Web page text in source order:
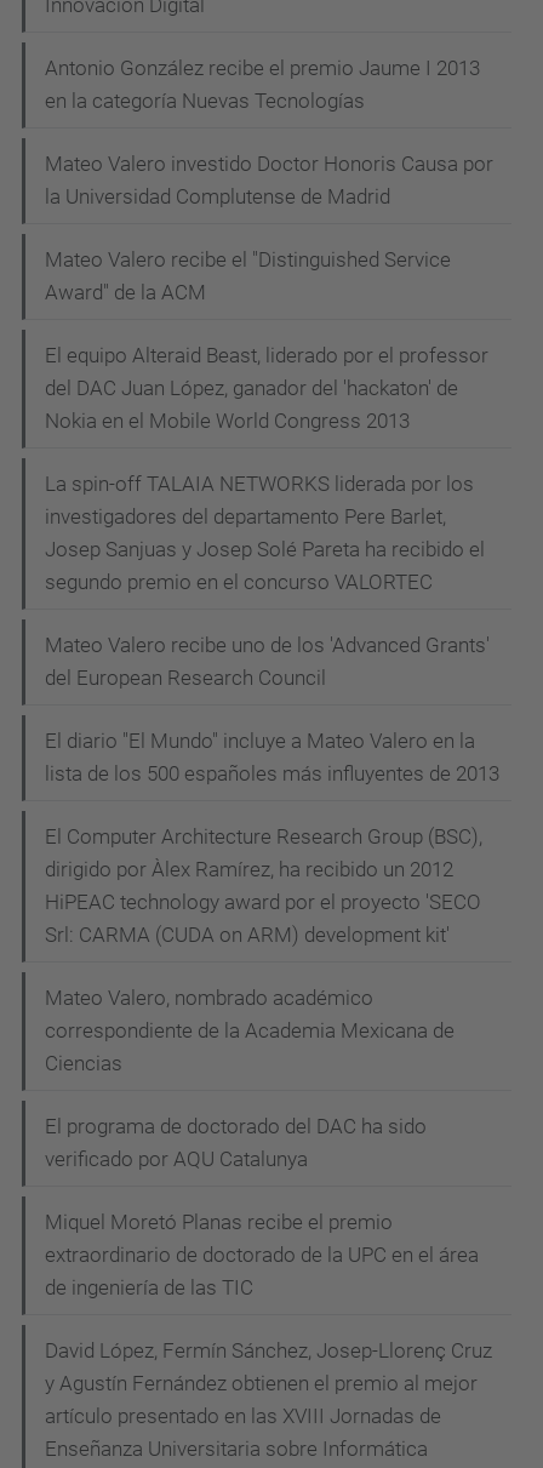
Innovación Digital
Antonio González recibe el premio Jaume I 2013
en la categoría Nuevas Tecnologías
Mateo Valero investido Doctor Honoris Causa por
la Universidad Complutense de Madrid
Mateo Valero recibe el "Distinguished Service
Award" de la ACM
El equipo Alteraid Beast, liderado por el professor
del DAC Juan López, ganador del 'hackaton' de
Nokia en el Mobile World Congress 2013
La spin-off TALAIA NETWORKS liderada por los
investigadores del departamento Pere Barlet,
Josep Sanjuas y Josep Solé Pareta ha recibido el
segundo premio en el concurso VALORTEC
Mateo Valero recibe uno de los 'Advanced Grants'
del European Research Council
El diario "El Mundo" incluye a Mateo Valero en la
lista de los 500 españoles más influyentes de 2013
El Computer Architecture Research Group (BSC),
dirigido por Àlex Ramírez, ha recibido un 2012
HiPEAC technology award por el proyecto 'SECO
Srl: CARMA (CUDA on ARM) development kit'
Mateo Valero, nombrado académico
correspondiente de la Academia Mexicana de
Ciencias
El programa de doctorado del DAC ha sido
verificado por AQU Catalunya
Miquel Moretó Planas recibe el premio
extraordinario de doctorado de la UPC en el área
de ingeniería de las TIC
David López, Fermín Sánchez, Josep-Llorenç Cruz
y Agustín Fernández obtienen el premio al mejor
artículo presentado en las XVIII Jornadas de
Enseñanza Universitaria sobre Informática